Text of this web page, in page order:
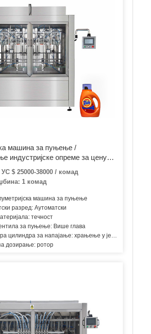
машина за пуњење /
индустријске опреме за цену
прераду меда
$ 25000-38000 / комад
1 комад
машина за пуњење
разред: Аутоматски
течност
за пуњење: Више глава
цилиндра за напајање: храњење у једној соби
дозирање: ротор